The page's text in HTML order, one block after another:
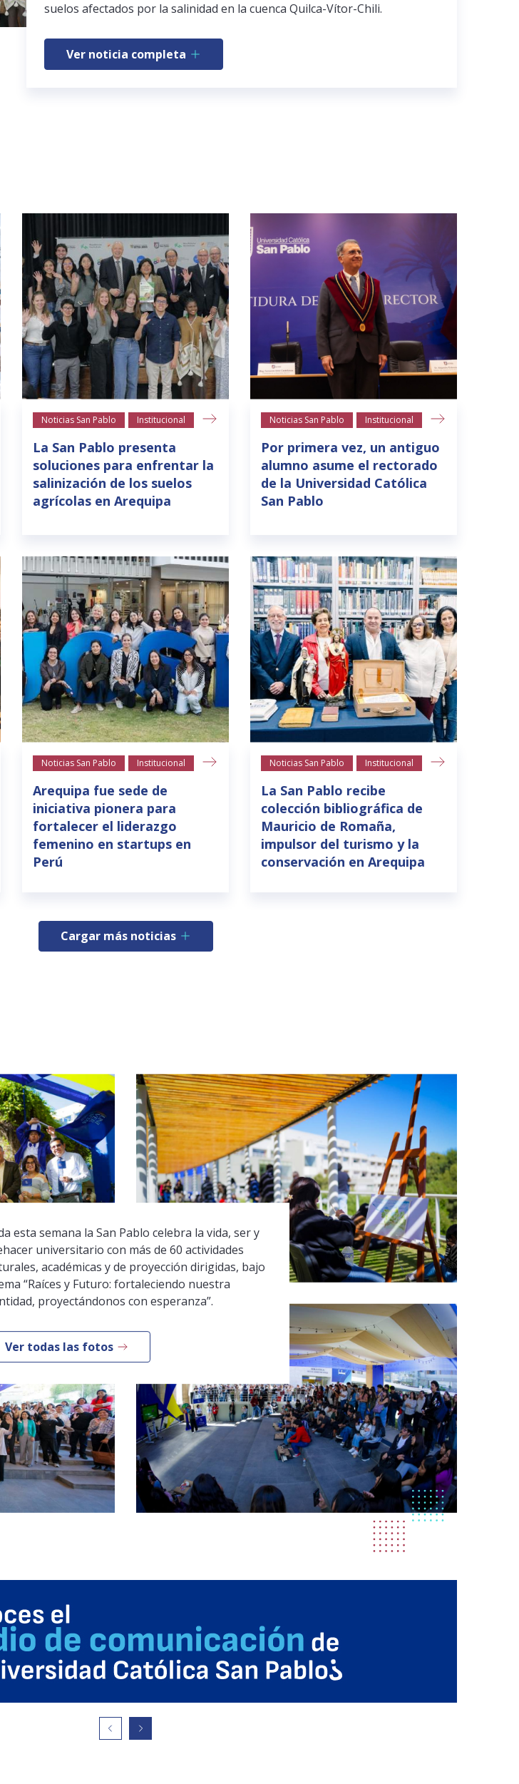
suelos afectados por la salinidad en la cuenca Quilca-Vítor-Chili.
Ver noticia completa
Noticias San Pablo Institucional
La San Pablo presenta
soluciones para enfrentar la
salinización de los suelos
agrícolas en Arequipa
Noticias San Pablo Institucional
Por primera vez, un antiguo
alumno asume el rectorado
de la Universidad Católica
San Pablo
Noticias San Pablo Institucional
Arequipa fue sede de
iniciativa pionera para
fortalecer el liderazgo
femenino en startups en
Perú
Noticias San Pablo Institucional
La San Pablo recibe
colección bibliográfica de
Mauricio de Romaña,
impulsor del turismo y la
conservación en Arequipa
Cargar más noticias
esta semana la San Pablo celebra la vida, ser y
universitario con más de 60 actividades
académicas y de proyección dirigidas, bajo
“Raíces y Futuro: fortaleciendo nuestra
proyectándonos con esperanza”.
Ver todas las fotos